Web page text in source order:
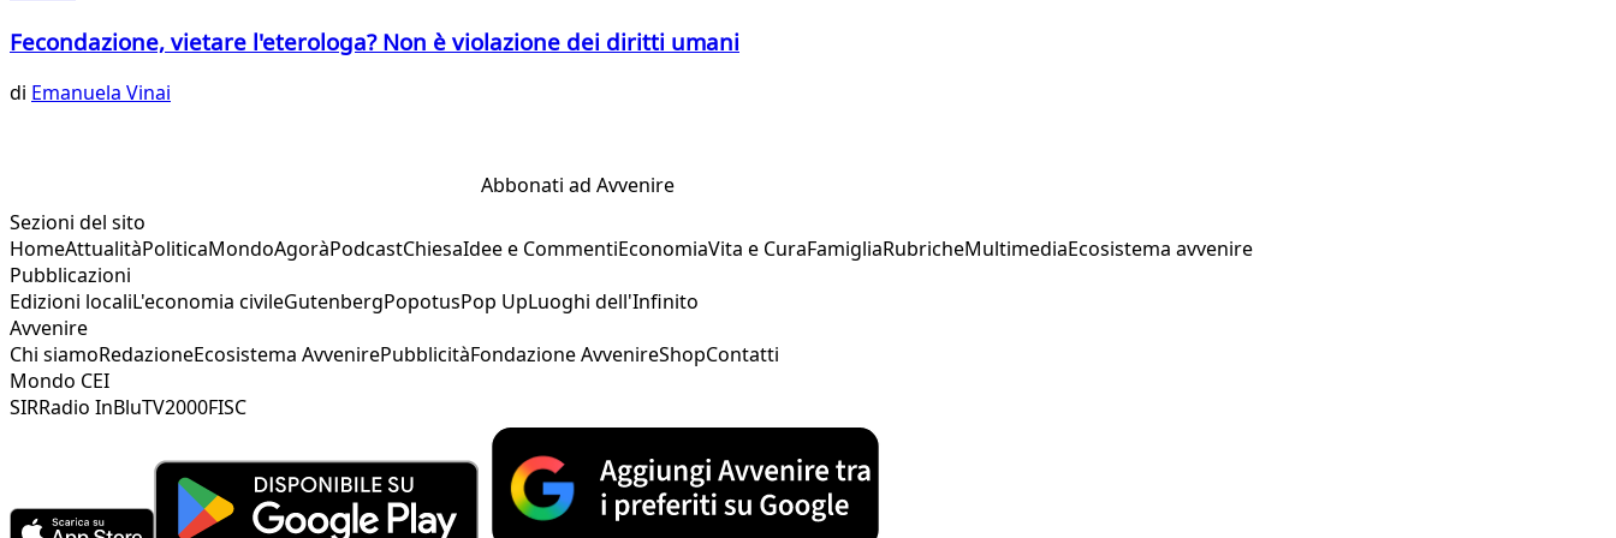
Fecondazione, vietare l'eterologa? Non è violazione dei diritti umani
di Emanuela Vinai
Abbonati ad Avvenire
Sezioni del sito
HomeAttualitàPoliticaMondoAgoràPodcastChiesaIdee e CommentiEconomiaVita e CuraFamigliaRubricheMultimediaEcosistema avvenire
Pubblicazioni
Edizioni localiL'economia civileGutenbergPopotusPop UpLuoghi dell'Infinito
Avvenire
Chi siamoRedazioneEcosistema AvvenirePubblicitàFondazione AvvenireShopContatti
Mondo CEI
SIRRadio InBluTV2000FISC